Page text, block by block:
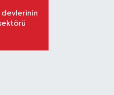
devlerinin